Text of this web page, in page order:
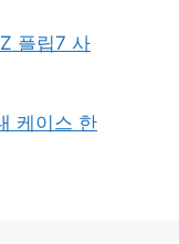
플립7 사
케이스 한